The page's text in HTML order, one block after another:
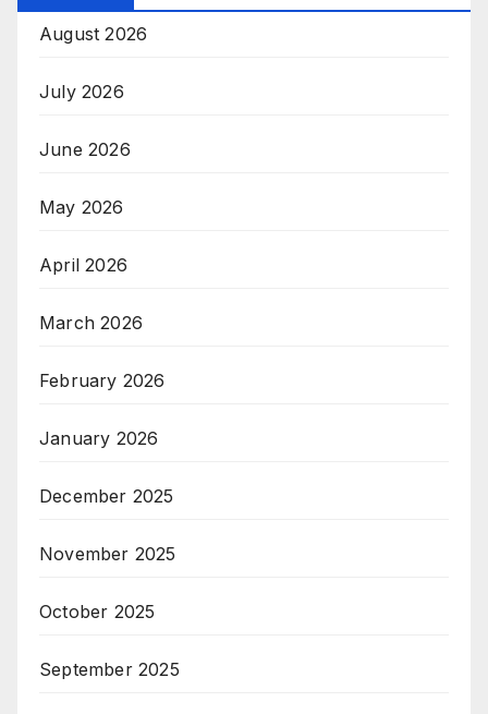
August 2026
July 2026
June 2026
May 2026
April 2026
March 2026
February 2026
January 2026
December 2025
November 2025
October 2025
September 2025